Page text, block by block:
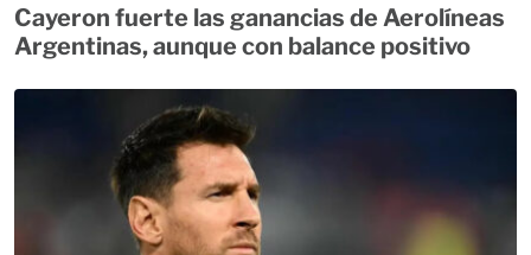
Cayeron fuerte las ganancias de Aerolíneas
Argentinas, aunque con balance positivo